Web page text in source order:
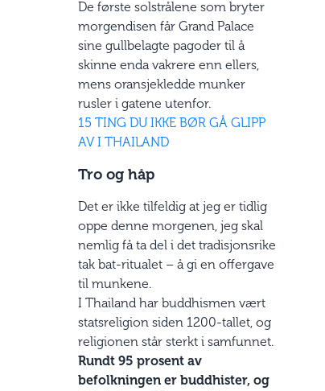
De første solstrålene som bryter
morgendisen får Grand Palace
sine gullbelagte pagoder til å
skinne enda vakrere enn ellers,
mens oransjekledde munker
rusler i gatene utenfor.
15 TING DU IKKE BØR GÅ GLIPP
AV I THAILAND
Tro og håp
Det er ikke tilfeldig at jeg er tidlig
oppe denne morgenen, jeg skal
nemlig få ta del i det tradisjonsrike
tak bat-ritualet – å gi en offergave
til munkene.
I Thailand har buddhismen vært
statsreligion siden 1200-tallet, og
religionen står sterkt i samfunnet.
Rundt 95 prosent av
befolkningen er buddhister, og